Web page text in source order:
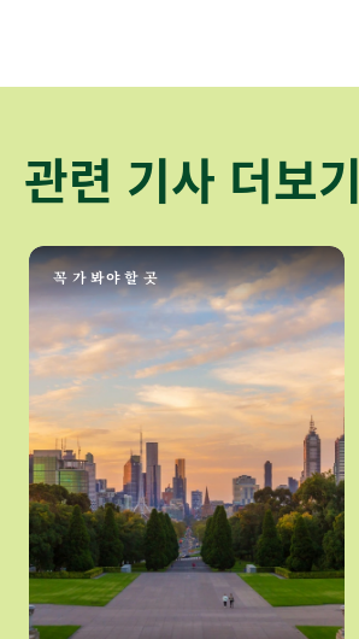
관련 기사 더보기
꼭 가 봐야 할 곳